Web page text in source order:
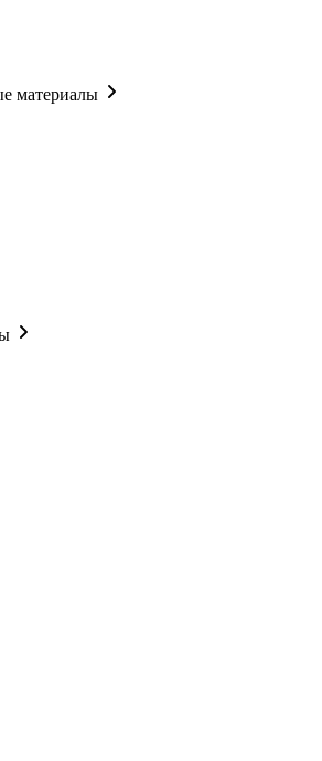
материалы